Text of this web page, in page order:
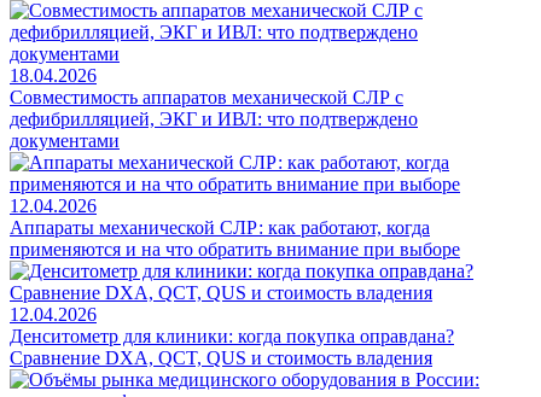
18.04.2026
Совместимость аппаратов механической СЛР с
дефибрилляцией, ЭКГ и ИВЛ: что подтверждено
документами
12.04.2026
Аппараты механической СЛР: как работают, когда
применяются и на что обратить внимание при выборе
12.04.2026
Денситометр для клиники: когда покупка оправдана?
Сравнение DXA, QCT, QUS и стоимость владения